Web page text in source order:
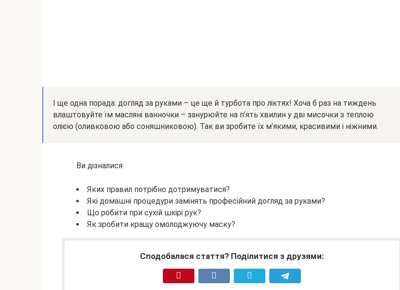
І ще одна порада: догляд за руками – це ще й турбота про ліктях! Хоча б раз на тиждень
влаштовуйте їм масляні ванночки – занурюйте на п’ять хвилин у дві мисочки з теплою
олією (оливковою або соняшниковою). Так ви зробите їх м’якими, красивими і ніжними.
Ви дізналися:
Яких правил потрібно дотримуватися?
Які домашні процедури замінять професійний догляд за руками?
Що робити при сухій шкірі рук?
Як зробити кращу омолоджуючу маску?
Сподобалася стаття? Поділитися з друзями: